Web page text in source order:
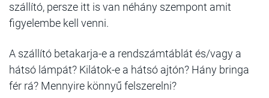
szállító, persze itt is van néhány szempont amit
figyelembe kell venni.
A szállító betakarja-e a rendszámtáblát és/vagy a
hátsó lámpát? Kilátok-e a hátsó ajtón? Hány bringa
fér rá? Mennyire könnyű felszerelni?